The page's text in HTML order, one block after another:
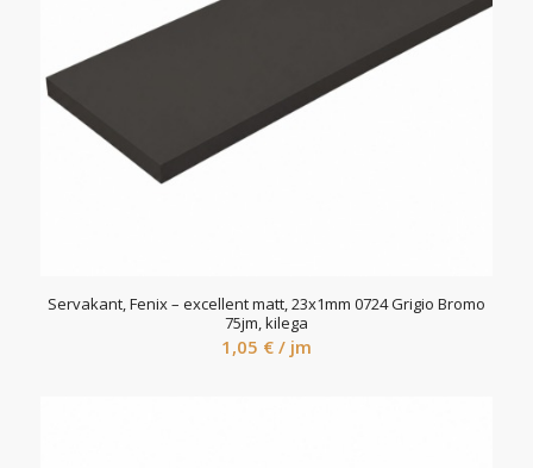
Servakant, Fenix – excellent matt, 23x1mm 0724 Grigio Bromo
75jm, kilega
1,05 € / jm